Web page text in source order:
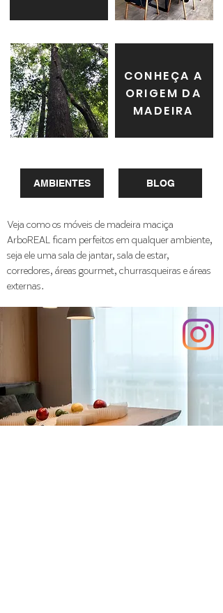
CONHEÇA A
ORIGEM DA
MADEIRA
AMBIENTES BLOG
Veja como os móveis de madeira maciça
ArboREAL ficam perfeitos em qualquer ambiente,
seja ele uma sala de jantar, sala de estar,
corredores, áreas gourmet, churrasqueiras e áreas
externas.